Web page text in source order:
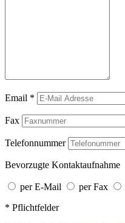
Email *
Fax
Telefonnummer
Bevorzugte Kontaktaufnahme
per E-Mail per Fax
* Pflichtfelder